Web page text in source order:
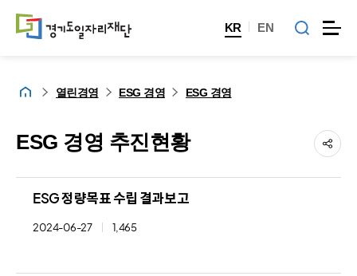
KR EN
홈 열린경영 ESG 경영 ESG 경영
ESG 경영 추진현황
ESG 정량목표 수립 결과보고
2024-06-27 1,465